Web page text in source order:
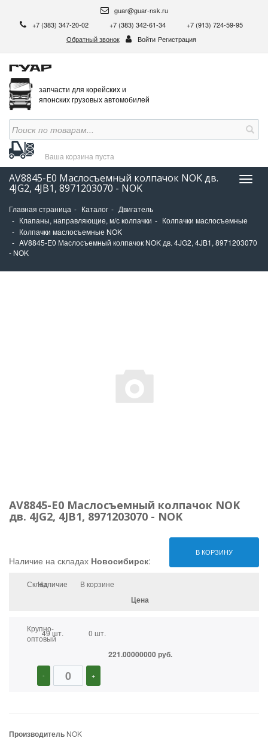
guar@guar-nsk.ru
+7 (383) 347-20-02
+7 (383) 342-61-34
+7 (913) 724-59-95
Обратный звонок
Войти Регистрация
запчасти для корейских и
японских грузовых автомобилей
Ваша корзина пуста
AV8845-E0 Маслосъемный колпачок NOK дв.
4JG2, 4JB1, 8971203070 - NOK
Главная страница Каталог
Двигатель
Клапаны, направляющие, м/с колпачки
Колпачки маслосъемные
Колпачки маслосъемные NOK
AV8845-E0 Маслосъемный колпачок NOK дв. 4JG2, 4JB1, 8971203070
- NOK
AV8845-E0 Маслосъемный колпачок NOK
дв. 4JG2, 4JB1, 8971203070 - NOK
В КОРЗИНУ
Наличие на складах Новосибирск:
СкладНаличие В корзине
Цена
Крупно-
оптовый
49 шт. 0 шт.
221.00000000 руб.
- +
Производитель NOK